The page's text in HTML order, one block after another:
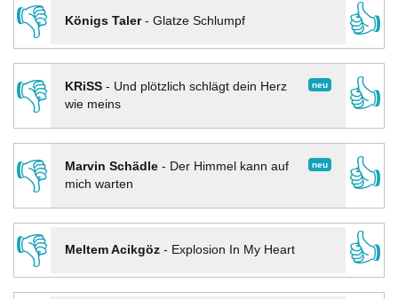
👎
Königs Taler- Glatze Schlumpf
👍
👎
neu
KRiSS- Und plötzlich schlägt dein Herz
wie meins
👍
👎 neu
Marvin Schädle- Der Himmel kann auf
mich warten
👍
👎
Meltem Acikgöz- Explosion In My Heart
👍